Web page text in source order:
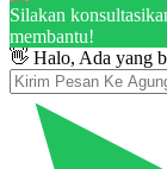
Silakan
membantu!
👋 Halo, Ada yang